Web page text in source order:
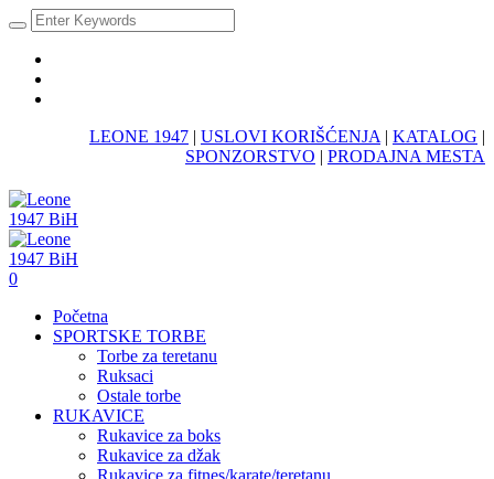
LEONE 1947 | USLOVI KORIŠĆENJA | KATALOG |
SPONZORSTVO | PRODAJNA MESTA
0
Početna
SPORTSKE TORBE
Torbe za teretanu
Ruksaci
Ostale torbe
RUKAVICE
Rukavice za boks
Rukavice za džak
Rukavice za fitnes/karate/teretanu